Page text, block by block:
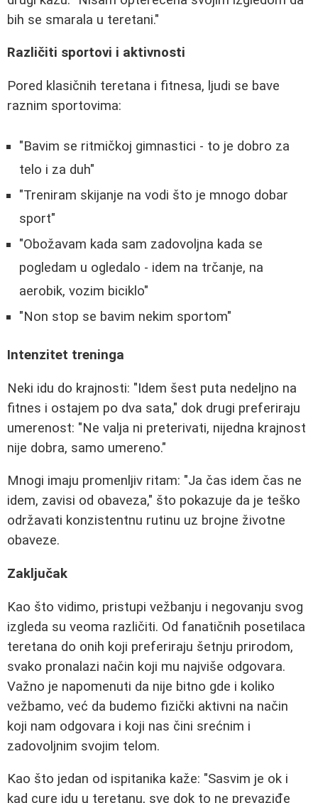
bih se smarala u teretani."
Različiti sportovi i aktivnosti
Pored klasičnih teretana i fitnesa, ljudi se bave
raznim sportovima:
"Bavim se ritmičkoj gimnastici - to je dobro za
telo i za duh"
"Treniram skijanje na vodi što je mnogo dobar
sport"
"Obožavam kada sam zadovoljna kada se
pogledam u ogledalo - idem na trčanje, na
aerobik, vozim biciklo"
"Non stop se bavim nekim sportom"
Intenzitet treninga
Neki idu do krajnosti: "Idem šest puta nedeljno na
fitnes i ostajem po dva sata," dok drugi preferiraju
umerenost: "Ne valja ni preterivati, nijedna krajnost
nije dobra, samo umereno."
Mnogi imaju promenljiv ritam: "Ja čas idem čas ne
idem, zavisi od obaveza," što pokazuje da je teško
održavati konzistentnu rutinu uz brojne životne
obaveze.
Zaključak
Kao što vidimo, pristupi vežbanju i negovanju svog
izgleda su veoma različiti. Od fanatičnih posetilaca
teretana do onih koji preferiraju šetnju prirodom,
svako pronalazi način koji mu najviše odgovara.
Važno je napomenuti da nije bitno gde i koliko
vežbamo, već da budemo fizički aktivni na način
koji nam odgovara i koji nas čini srećnim i
zadovoljnim svojim telom.
Kao što jedan od ispitanika kaže: "Sasvim je ok i
kad cure idu u teretanu, sve dok to ne prevaziđe